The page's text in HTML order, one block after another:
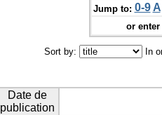
Jump to: 0-9 A
or
Sort by: In
Date de
publication